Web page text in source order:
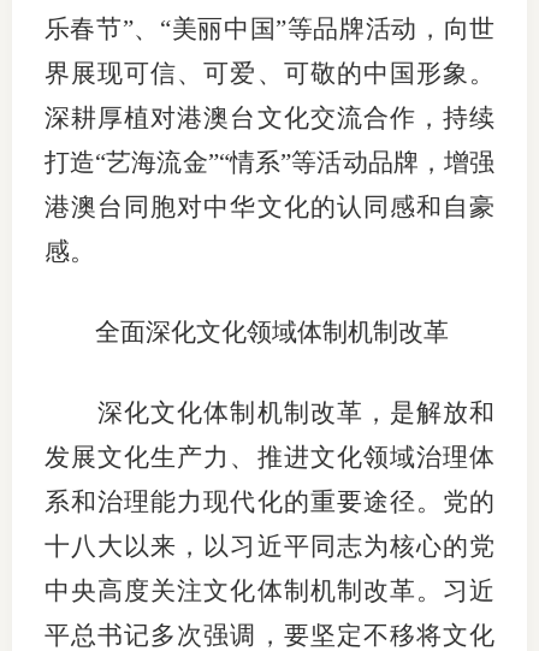
乐春节”、“美丽中国”等品牌活动，向世
界展现可信、可爱、可敬的中国形象。
深耕厚植对港澳台文化交流合作，持续
打造“艺海流金”“情系”等活动品牌，增强
港澳台同胞对中华文化的认同感和自豪
感。
全面深化文化领域体制机制改革
深化文化体制机制改革，是解放和
发展文化生产力、推进文化领域治理体
系和治理能力现代化的重要途径。党的
十八大以来，以习近平同志为核心的党
中央高度关注文化体制机制改革。习近
平总书记多次强调，要坚定不移将文化